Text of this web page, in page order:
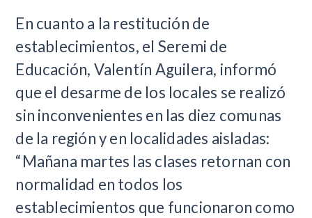
En cuanto a la restitución de
establecimientos, el Seremi de
Educación, Valentín Aguilera, informó
que el desarme de los locales se realizó
sin inconvenientes en las diez comunas
de la región y en localidades aisladas:
“Mañana martes las clases retornan con
normalidad en todos los
establecimientos que funcionaron como